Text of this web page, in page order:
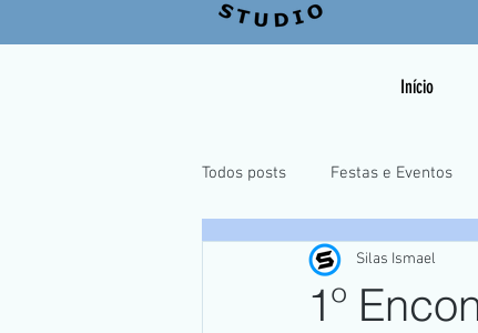
Início
Todos posts Festas e Eventos
Casamentos e Pré-Wedding
1º
Silas Ismael